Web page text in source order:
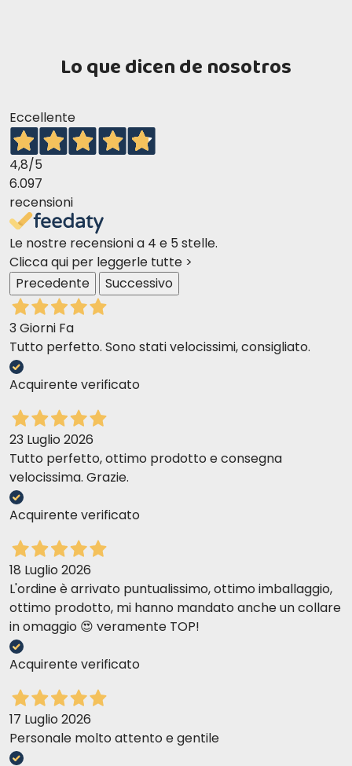
Lo que dicen de nosotros
Eccellente
4,8/5
6.097
recensioni
Le nostre recensioni a 4 e 5 stelle.
Clicca qui per leggerle tutte >
Precedente
Successivo
3 Giorni Fa
Tutto perfetto. Sono stati velocissimi, consigliato.
Acquirente verificato
23 Luglio 2026
Tutto perfetto, ottimo prodotto e consegna
velocissima. Grazie.
Acquirente verificato
18 Luglio 2026
L'ordine è arrivato puntualissimo, ottimo imballaggio,
ottimo prodotto, mi hanno mandato anche un collare
in omaggio 😍 veramente TOP!
Acquirente verificato
17 Luglio 2026
Personale molto attento e gentile